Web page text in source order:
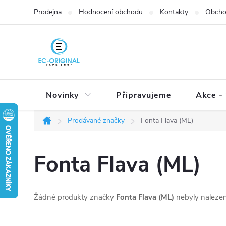
Prodejna Hodnocení obchodu Kontakty
Novinky Připravujeme Akce -
Domů
Prodávané značky Fonta Flava (ML)
Fonta Flava (ML)
Žádné produkty značky Fonta Flava (ML) nebyly